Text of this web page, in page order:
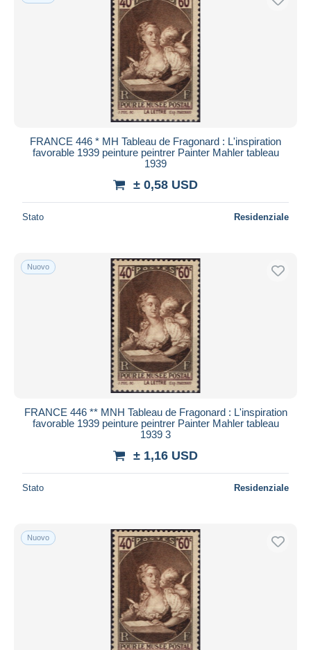
FRANCE 446 * MH Tableau de Fragonard : L'inspiration
favorable 1939 peinture peintrer Painter Mahler tableau
1939
± 0,58 USD
Stato Residenziale
Nuovo
FRANCE 446 ** MNH Tableau de Fragonard : L'inspiration
favorable 1939 peinture peintrer Painter Mahler tableau
1939 3
± 1,16 USD
Stato Residenziale
Nuovo